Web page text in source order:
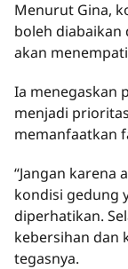
Menurut Gina,
boleh diabaikan
akan
Ia menegaskan
menjadi
memanfaatkan
“Jangan karena
kondisi gedung
diperhatikan.
kebersihan dan
tegasnya.